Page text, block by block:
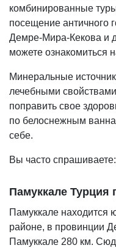
комбинированные
посещение античного
Демре-Мира-Кекова и
можете ознакомиться
Минеральные
лечебными
поправить свое
по белоснежным
себе.
Вы часто спрашиваете:
Памуккале Турция
Памуккале находится
районе, в провинции
Памуккале 280 км.